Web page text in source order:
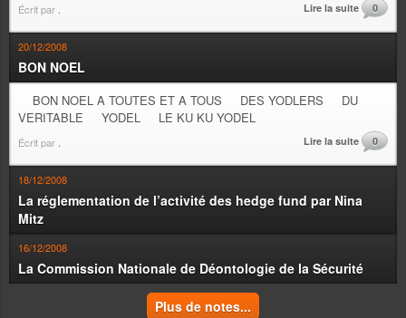
Écrit par Lire la suite 0
20/12/2008
BON NOEL
BON NOEL A TOUTES ET A TOUS DES YODLERS DU
VERITABLE YODEL LE KU KU YODEL
Écrit par Lire la suite 0
18/12/2008
La réglementation de l’activité des hedge fund par Nina
Mitz
16/12/2008
La Commission Nationale de Déontologie de la Sécurité
Plus de notes...